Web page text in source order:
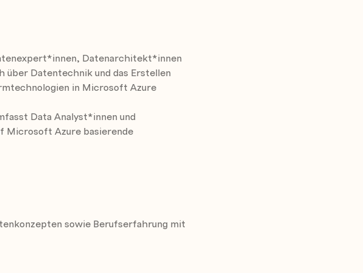
Analytics
Analytics pipelines
Synapse Analytics
files in a data lake
Datenarchitekt*innen
über Datentechnik und das Erstellen
in Microsoft Azure
Data Analyst*innen und
Microsoft Azure basierende
sowie Berufserfahrung mit